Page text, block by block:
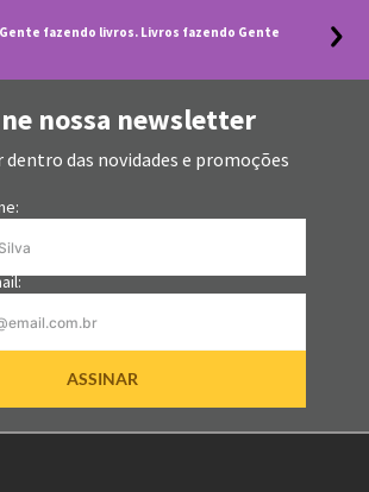
Gente fazendo livros. Livros fazendo Gente
nossa newsletter
dentro das novidades e promoções
ASSINAR